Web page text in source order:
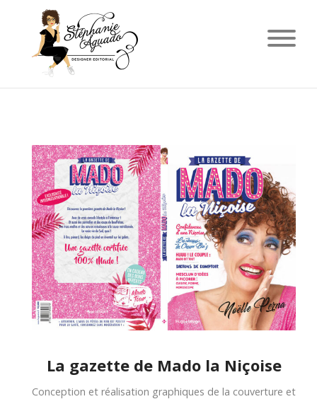
La gazette de Mado la Niçoise
Conception et réalisation graphiques de la couverture et